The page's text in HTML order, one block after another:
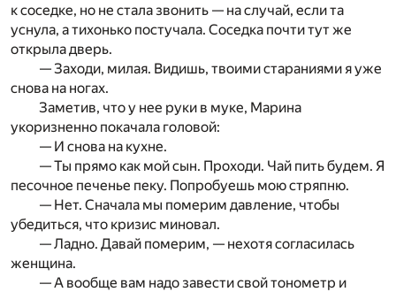
к соседке, но не стала звонить — на случай, если та
уснула, а тихонько постучала. Соседка почти тут же
открыла дверь.
— Заходи, милая. Видишь, твоими стараниями я уже
снова на ногах.
Заметив, что у нее руки в муке, Марина
укоризненно покачала головой:
— И снова на кухне.
— Ты прямо как мой сын. Проходи. Чай пить будем. Я
песочное печенье пеку. Попробуешь мою стряпню.
— Нет. Сначала мы померим давление, чтобы
убедиться, что кризис миновал.
— Ладно. Давай померим, — нехотя согласилась
женщина.
— А вообще вам надо завести свой тонометр и